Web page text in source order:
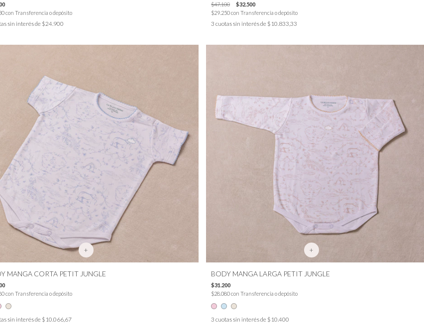
con Transferencia o depósito
sin interés de$24.900
$47.100
$32.500
$29.250con Transferencia o depósito
3 cuotas sin interés de $10.833,33
+
MANGA CORTA PETIT JUNGLE
con Transferencia o depósito
sin interés de$10.066,67
+
BODY MANGA LARGA PETIT JUNGLE
$31.200
$28.080con Transferencia o depósito
3 cuotas sin interés de $10.400